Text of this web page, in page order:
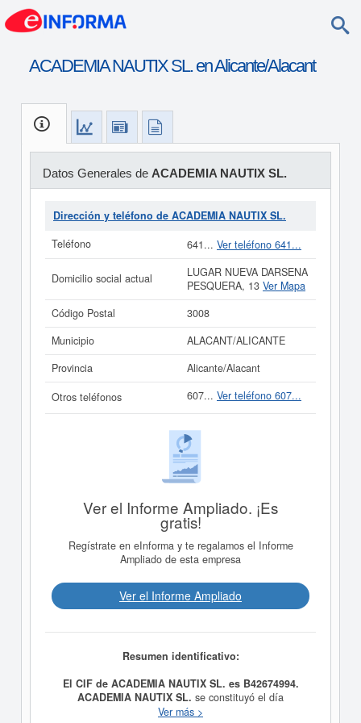
ACADEMIA NAUTIX SL. en Alicante/Alacant
Datos Generales de ACADEMIA NAUTIX SL.
Dirección y teléfono de ACADEMIA NAUTIX SL.
Teléfono
641... Ver teléfono 641...
Domicilio social actual
LUGAR NUEVA DARSENA
PESQUERA, 13 Ver Mapa
Código Postal
3008
Municipio
ALACANT/ALICANTE
Provincia
Alicante/Alacant
Otros teléfonos
607... Ver teléfono 607...
Ver el Informe Ampliado. ¡Es
gratis!
Regístrate en eInforma y te regalamos el Informe
Ampliado de esta empresa
Ver el Informe Ampliado
Resumen identificativo:
El CIF de ACADEMIA NAUTIX SL. es B42674994.
ACADEMIA NAUTIX SL. se constituyó el día
21/10/2019 con el objetivo de Otra educación. Alquiler
Ver más >